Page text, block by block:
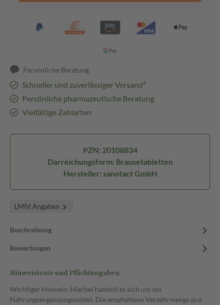
Persönliche Beratung
Schneller und zuverlässiger Versand³
Persönliche pharmazeutische Beratung
Vielfältige Zahlarten
PZN: 20108834
Darreichungsform: Brausetabletten
Hersteller: sanotact GmbH
LMIV Angaben
Beschreibung
Bewertungen
Hinweistexte und Pflichtangaben
Wichtiger Hinweis: Hierbei handelt es sich um ein
Nahrungsergänzungsmittel. Die empfohlene Verzehrmenge pro